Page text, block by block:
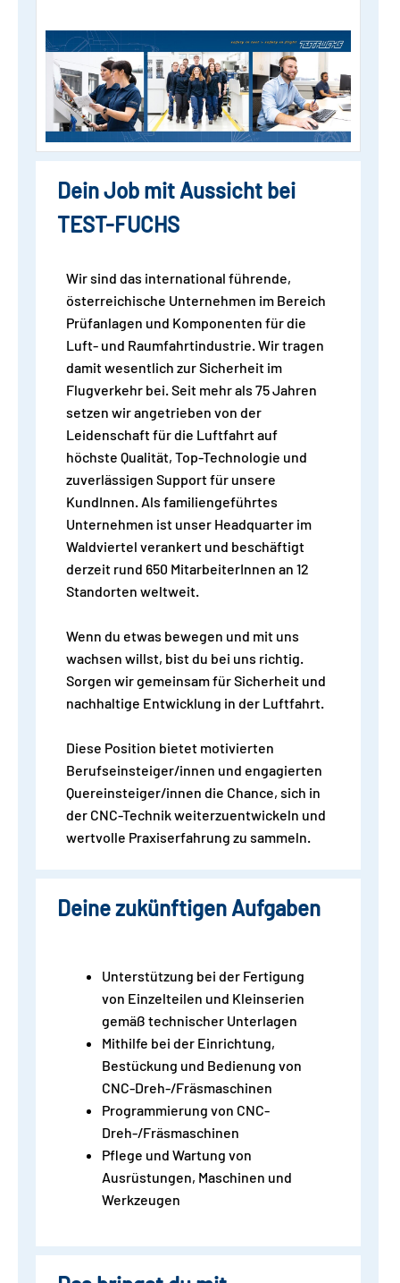
Dein Job mit Aussicht bei
TEST-FUCHS
Wir sind das international führende,
österreichische Unternehmen im Bereich
Prüfanlagen und Komponenten für die
Luft- und Raumfahrtindustrie. Wir tragen
damit wesentlich zur Sicherheit im
Flugverkehr bei. Seit mehr als 75 Jahren
setzen wir angetrieben von der
Leidenschaft für die Luftfahrt auf
höchste Qualität, Top-Technologie und
zuverlässigen Support für unsere
KundInnen. Als familiengeführtes
Unternehmen ist unser Headquarter im
Waldviertel verankert und beschäftigt
derzeit rund 650 MitarbeiterInnen an 12
Standorten weltweit.
Wenn du etwas bewegen und mit uns
wachsen willst, bist du bei uns richtig.
Sorgen wir gemeinsam für Sicherheit und
nachhaltige Entwicklung in der Luftfahrt.
Diese Position bietet motivierten
Berufseinsteiger/innen und engagierten
Quereinsteiger/innen die Chance, sich in
der CNC-Technik weiterzuentwickeln und
wertvolle Praxiserfahrung zu sammeln.
Deine zukünftigen Aufgaben
Unterstützung bei der Fertigung
von Einzelteilen und Kleinserien
gemäß technischer Unterlagen
Mithilfe bei der Einrichtung,
Bestückung und Bedienung von
CNC-Dreh-/Fräsmaschinen
Programmierung von CNC-
Dreh-/Fräsmaschinen
Pflege und Wartung von
Ausrüstungen, Maschinen und
Werkzeugen